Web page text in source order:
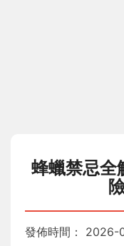
蜂蠟禁忌全
發佈時間： 2026-